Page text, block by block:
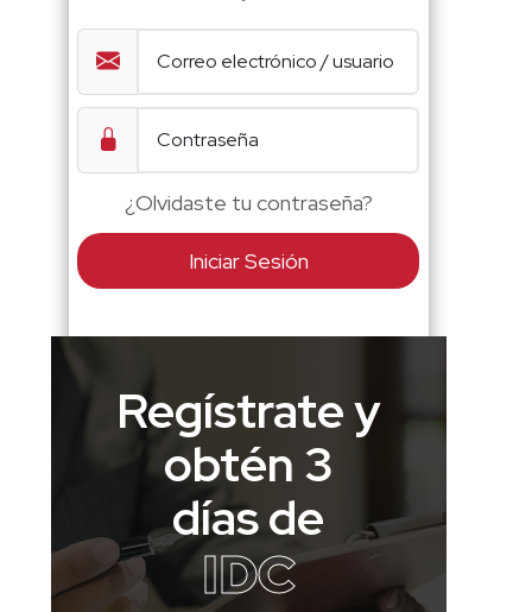
¿Olvidaste tu contraseña?
Iniciar Sesión
Regístrate y
obtén 3
días de
IDC